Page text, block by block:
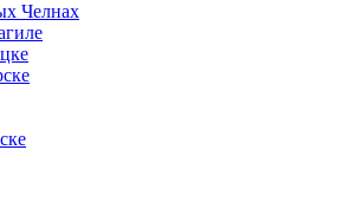
Челнах